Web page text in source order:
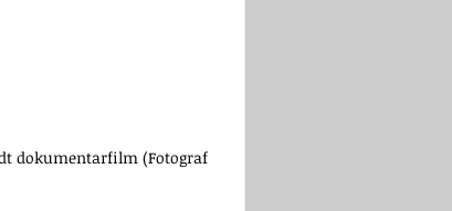
dokumentarfilm (Fotograf